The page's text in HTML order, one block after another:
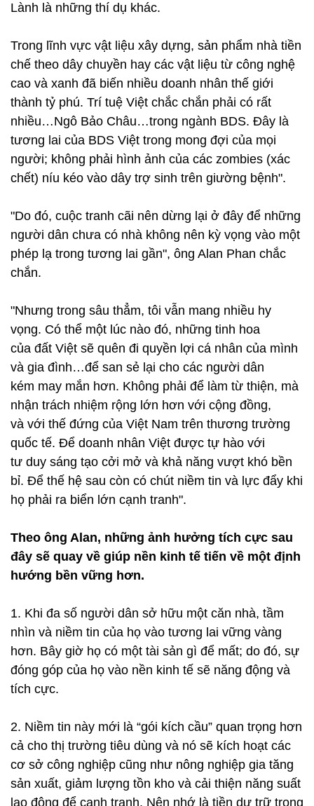
Lành là những thí dụ khác.
Trong lĩnh vực vật liệu xây dựng, sản phẩm nhà tiền
chế theo dây chuyền hay các vật liệu từ công nghệ
cao và xanh đã biến nhiều doanh nhân thế giới
thành tỷ phú. Trí tuệ Việt chắc chắn phải có rất
nhiều…Ngô Bảo Châu…trong ngành BDS. Đây là
tương lai của BDS Việt trong mong đợi của mọi
người; không phải hình ảnh của các zombies (xác
chết) níu kéo vào dây trợ sinh trên giường bệnh".
"Do đó, cuộc tranh cãi nên dừng lại ở đây để những
người dân chưa có nhà không nên kỳ vọng vào một
phép lạ trong tương lai gần", ông Alan Phan chắc
chắn.
"Nhưng trong sâu thẳm, tôi vẫn mang nhiều hy
vọng. Có thể một lúc nào đó, những tinh hoa
của đất Việt sẽ quên đi quyền lợi cá nhân của mình
và gia đình…để san sẻ lại cho các người dân
kém may mắn hơn. Không phải để làm từ thiện, mà
nhận trách nhiệm rộng lớn hơn với cộng đồng,
và với thế đứng của Việt Nam trên thương trường
quốc tế. Để doanh nhân Việt được tự hào với
tư duy sáng tạo cởi mở và khả năng vượt khó bền
bỉ. Để thế hệ sau còn có chút niềm tin và lực đẩy khi
họ phải ra biển lớn cạnh tranh".
Theo ông Alan, những ảnh hưởng tích cực sau
đây sẽ quay về giúp nền kinh tế tiến về một định
hướng bền vững hơn.
1. Khi đa số người dân sở hữu một căn nhà, tầm
nhìn và niềm tin của họ vào tương lai vững vàng
hơn. Bây giờ họ có một tài sản gì để mất; do đó, sự
đóng góp của họ vào nền kinh tế sẽ năng động và
tích cực.
2. Niềm tin này mới là “gói kích cầu” quan trọng hơn
cả cho thị trường tiêu dùng và nó sẽ kích hoạt các
cơ sở công nghiệp cũng như nông nghiệp gia tăng
sản xuất, giảm lượng tồn kho và cải thiện năng suất
lao động để cạnh tranh. Nên nhớ là tiền dự trữ trong